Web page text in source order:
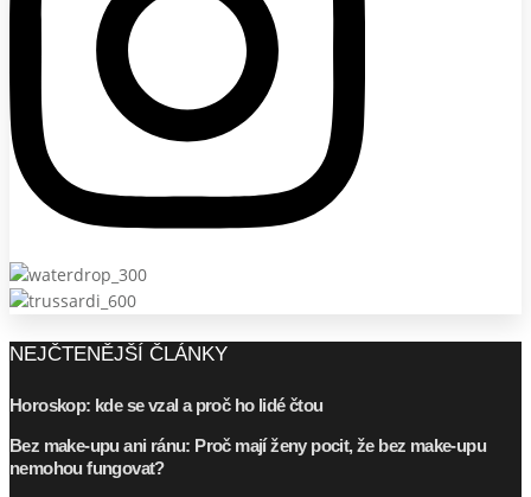
NEJČTENĚJŠÍ ČLÁNKY
Horoskop: kde se vzal a proč ho lidé čtou
Bez make-upu ani ránu: Proč mají ženy pocit, že bez make-upu
nemohou fungovat?